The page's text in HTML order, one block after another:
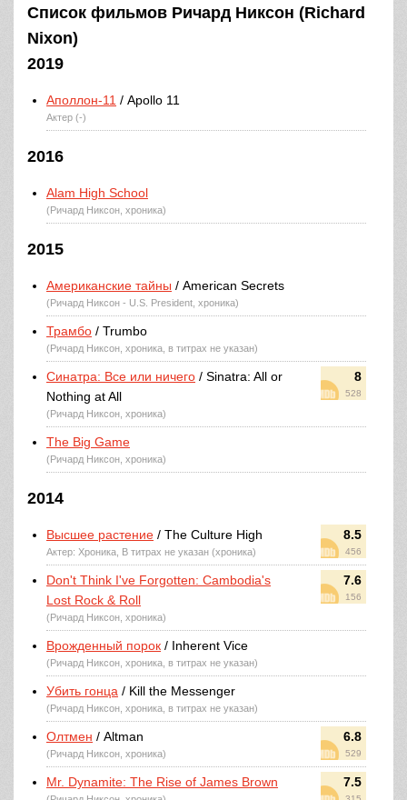
Список фильмов Ричард Никсон (Richard
Nixon)
2019
Аполлон-11 / Apollo 11
Актер (-)
2016
Alam High School
(Ричард Никсон, хроника)
2015
Американские тайны / American Secrets
(Ричард Никсон - U.S. President, хроника)
Трамбо / Trumbo
(Ричард Никсон, хроника, в титрах не указан)
8
528
Синатра: Все или ничего / Sinatra: All or
Nothing at All
(Ричард Никсон, хроника)
The Big Game
(Ричард Никсон, хроника)
2014
8.5
456
Высшее растение / The Culture High
Актер: Хроника, В титрах не указан (хроника)
7.6
156
Don't Think I've Forgotten: Cambodia's
Lost Rock & Roll
(Ричард Никсон, хроника)
Врожденный порок / Inherent Vice
(Ричард Никсон, хроника, в титрах не указан)
Убить гонца / Kill the Messenger
(Ричард Никсон, хроника, в титрах не указан)
6.8
529
Олтмен / Altman
(Ричард Никсон, хроника)
7.5
Mr. Dynamite: The Rise of James Brown